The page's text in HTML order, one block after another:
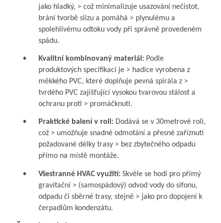
jako hladký, > což minimalizuje usazování nečistot,
brání tvorbě slizu a pomáhá > plynulému a
spolehlivému odtoku vody při správně provedeném
spádu.
• Kvalitní kombinovaný materiál: Podle
produktových specifikací je > hadice vyrobena z
měkkého PVC, které doplňuje pevná spirála z >
tvrdého PVC zajišťující vysokou tvarovou stálost a
ochranu proti > promáčknutí.
• Praktické balení v roli: Dodává se v 30metrové roli,
což > umožňuje snadné odmotání a přesné zaříznutí
požadované délky trasy > bez zbytečného odpadu
přímo na místě montáže.
• Všestranné HVAC využití: Skvěle se hodí pro přímý
gravitační > (samospádový) odvod vody do sifonu,
odpadu či sběrné trasy, stejně > jako pro dopojení k
čerpadlům kondenzátu.